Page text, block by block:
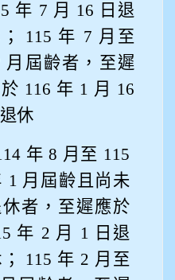
年 7 月 16 日退
115 年 7 月至
月屆齡者，至遲
116 年 1 月 16
休
年 8 月至 115
1 月屆齡且尚未
休者，至遲應於
年 2 月 1 日退
115 年 2 月至